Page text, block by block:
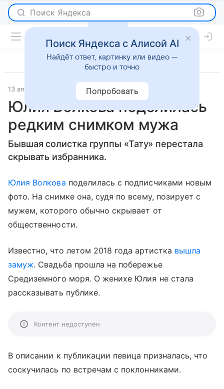
Поиск Яндекса
13 апреля 2020 Светская жизнь
Юлия Волкова поделилась
редким снимком мужа
Бывшая солистка группы «Тату» перестала
скрывать избранника.
Юлия Волкова поделилась с подписчиками новым
фото. На снимке она, судя по всему, позирует с
мужем, которого обычно скрывает от
общественности.
Известно, что летом 2018 года артистка вышла
замуж. Свадьба прошла на побережье
Средиземного моря. О женихе Юлия не стала
рассказывать публике.
Контент недоступен
В описании к публикации певица призналась, что
соскучилась по встречам с поклонниками.
Поиск Яндекса с Алисой AI
Найдёт ответ, картинку или видео —
быстро и точно
Попробовать